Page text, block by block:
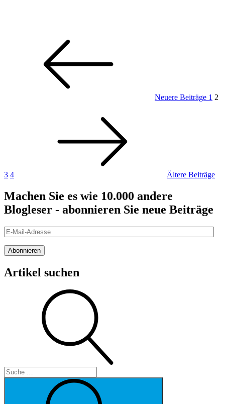
Beiträge
Neuere Beiträge 1 2
3 4 Ältere Beiträge
Machen Sie es wie 10.000 andere
Blogleser - abonnieren Sie neue Beiträge
E-
Mail-
Adresse
Abonnieren
Artikel suchen